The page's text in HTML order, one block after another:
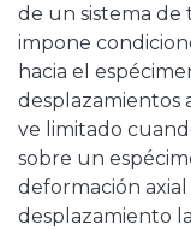
de un sistema de
impone
hacia el
desplazamientos
ve limitado
sobre un
deformación
desplazamiento